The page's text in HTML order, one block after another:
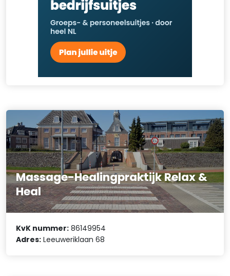
Massage-Healingpraktijk Relax &
Heal
KvK nummer: 86149954
Adres: Leeuweriklaan 68